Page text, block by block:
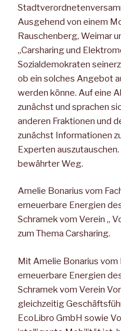
Ausgehend von einem
Rauschenberg, Weimar
„Carsharing und
Sozialdemokraten
ob ein solches Angebot
werden könne. Auf eine
zunächst und sprachen
anderen Fraktionen und
zunächst Informationen
Experten
bewährter Weg.
Amelie Bonarius vom
erneuerbare Energien
Schramek vom Verein „
zum Thema Carsharing.
Mit Amelie Bonarius vom
erneuerbare Energien
Schramek vom Verein
gleichzeitig
EcoLibro GmbH sowie